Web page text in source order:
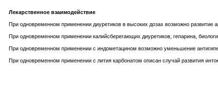
Лекарственное взаимодействие
При одновременном применении диуретиков в высоких дозах возможно развитие
При одновременном применении калийсберегающих диуретиков, гепарина,
При одновременном применении с индометацином возможно уменьшение
При одновременном применении с лития карбонатом описан случай развития